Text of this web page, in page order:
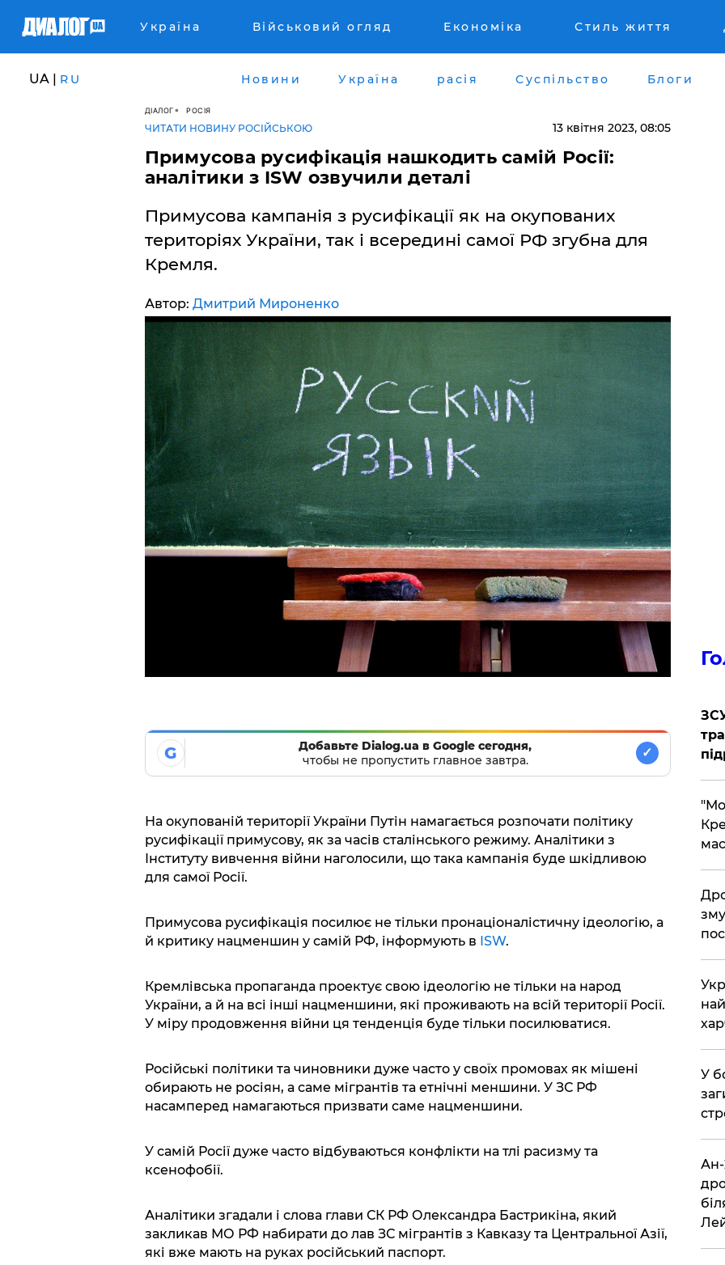
Україна Військовий огляд Економіка Стиль життя
UA | RU Новини Україна расія Суспільство Блоги
ДІАЛОГ РОСІЯ
ЧИТАТИ НОВИНУ РОСІЙСЬКОЮ 13 квітня 2023, 08:05
Примусова русифікація нашкодить самій Росії:
аналітики з ISW озвучили деталі
Примусова кампанія з русифікації як на окупованих
територіях України, так і всередині самої РФ згубна для
Кремля.
Автор: Дмитрий Мироненко
G
Добавьте Dialog.ua в Google сегодня,
чтобы не пропустить главное завтра.
✓
На окупованій території України Путін намагається розпочати політику
русифікації примусову, як за часів сталінського режиму. Аналітики з
Інституту вивчення війни наголосили, що така кампанія буде шкідливою
для самої Росії.
Примусова русифікація посилює не тільки пронаціоналістичну ідеологію, а
й критику нацменшин у самій РФ, інформують в ISW.
Кремлівська пропаганда проектує свою ідеологію не тільки на народ
України, а й на всі інші нацменшини, які проживають на всій території Росії.
У міру продовження війни ця тенденція буде тільки посилюватися.
Російські політики та чиновники дуже часто у своїх промовах як мішені
обирають не росіян, а саме мігрантів та етнічні меншини. У ЗС РФ
насамперед намагаються призвати саме нацменшини.
У самій Росії дуже часто відбуваються конфлікти на тлі расизму та
ксенофобії.
Аналітики згадали і слова глави СК РФ Олександра Бастрикіна, який
закликав МО РФ набирати до лав ЗС мігрантів з Кавказу та Центральної Азії,
які вже мають на руках російський паспорт.
​У
​Ан-